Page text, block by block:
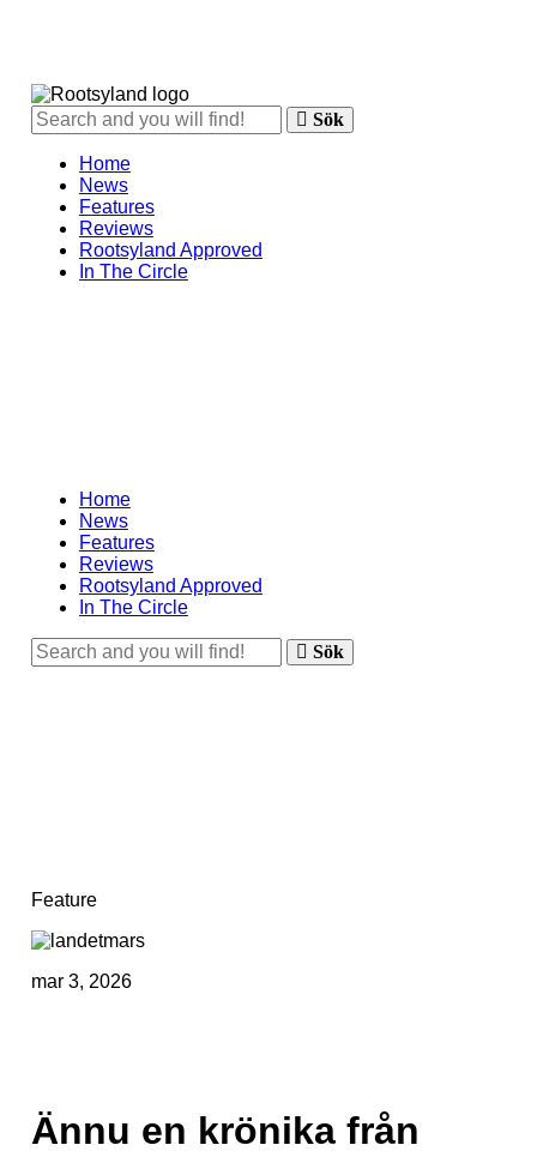
Sök
Home
News
Features
Reviews
Rootsyland Approved
In The Circle
Home
News
Features
Reviews
Rootsyland Approved
In The Circle
Sök
Feature
mar 3, 2026
Ännu en krönika från